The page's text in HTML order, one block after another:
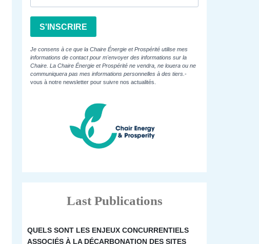
S'INSCRIRE
Je consens à ce que la Chaire Énergie et Prospérité utilise mes
informations de contact pour m'envoyer des informations sur la
Chaire. La Chaire Énergie et Prospérité ne vendra, ne louera ou ne
communiquera pas mes informations personnelles à des tiers. -
vous à notre newsletter pour suivre nos actualités.
Last Publications
QUELS SONT LES ENJEUX CONCURRENTIELS
ASSOCIÉS À LA DÉCARBONATION DES SITES